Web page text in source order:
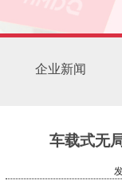
企业新闻
车载式无